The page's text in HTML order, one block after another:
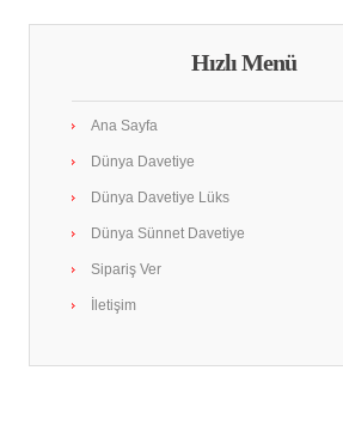
Hızlı Menü
Ana Sayfa
Dünya Davetiye
Dünya Davetiye Lüks
Dünya Sünnet Davetiye
Sipariş Ver
İletişim